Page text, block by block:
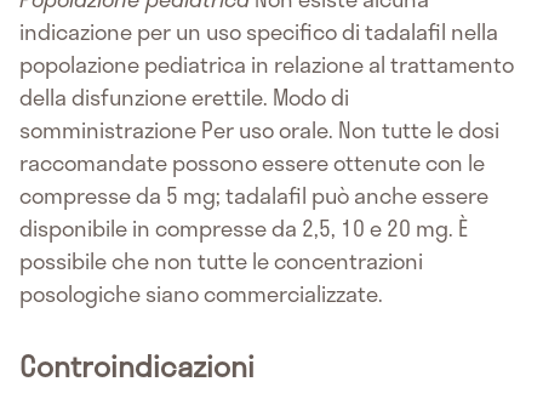
indicazione per un uso specifico di tadalafil nella
popolazione pediatrica in relazione al trattamento
della disfunzione erettile. Modo di
somministrazione Per uso orale. Non tutte le dosi
raccomandate possono essere ottenute con le
compresse da 5 mg; tadalafil può anche essere
disponibile in compresse da 2,5, 10 e 20 mg. È
possibile che non tutte le concentrazioni
posologiche siano commercializzate.
Controindicazioni